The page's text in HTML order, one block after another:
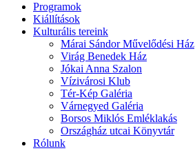
Programok
Kiállítások
Kulturális tereink
Márai Sándor Művelődési Ház
Virág Benedek Ház
Jókai Anna Szalon
Vízivárosi Klub
Tér-Kép Galéria
Várnegyed Galéria
Borsos Miklós Emléklakás
Országház utcai Könyvtár
Rólunk